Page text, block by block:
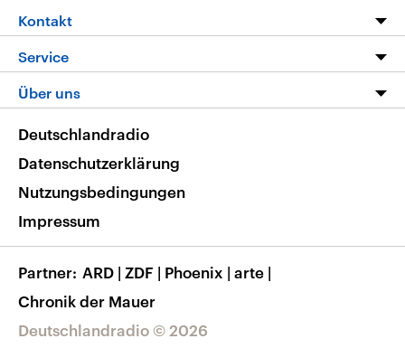
Die Nachrichten
Nachrichtenleicht
Neue Beiträge auf dlf.de
Livestream
Podcasts
Deutschlandfunk App
Nachrichten App
Frequenzen
Kontakt
Hörerservice
Service
FAQ
Veranstaltungen
Musikliste
RSS
Über uns
Barrierefreiheit
Deutschlandradio © 2026
Deutschlandradio
Datenschutzerklärung
Nutzungsbedingungen
Impressum
Partner ARD | ZDF | Phoenix | arte |
Chronik der Mauer